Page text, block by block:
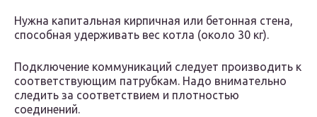
Нужна капитальная кирпичная или бетонная стена,
способная удерживать вес котла (около 30 кг).
Подключение коммуникаций следует производить к
соответствующим патрубкам. Надо внимательно
следить за соответствием и плотностью
соединений.